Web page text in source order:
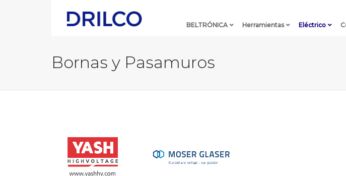
Navigation
BELTRÓNICA Herramientas Eléctrico
Bornas y Pasamuros